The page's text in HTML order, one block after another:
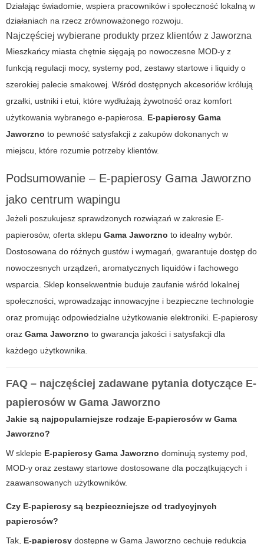
Działając świadomie, wspiera pracowników i społeczność lokalną w
działaniach na rzecz zrównoważonego rozwoju.
Najczęściej wybierane produkty przez klientów z Jaworzna
Mieszkańcy miasta chętnie sięgają po nowoczesne MOD-y z
funkcją regulacji mocy, systemy pod, zestawy startowe i liquidy o
szerokiej palecie smakowej. Wśród dostępnych akcesoriów królują
grzałki, ustniki i etui, które wydłużają żywotność oraz komfort
użytkowania wybranego e-papierosa. E-papierosy Gama
Jaworzno to pewność satysfakcji z zakupów dokonanych w
miejscu, które rozumie potrzeby klientów.
Podsumowanie – E-papierosy Gama Jaworzno
jako centrum wapingu
Jeżeli poszukujesz sprawdzonych rozwiązań w zakresie E-
papierosów, oferta sklepu Gama Jaworzno to idealny wybór.
Dostosowana do różnych gustów i wymagań, gwarantuje dostęp do
nowoczesnych urządzeń, aromatycznych liquidów i fachowego
wsparcia. Sklep konsekwentnie buduje zaufanie wśród lokalnej
społeczności, wprowadzając innowacyjne i bezpieczne technologie
oraz promując odpowiedzialne użytkowanie elektroniki. E-papierosy
oraz Gama Jaworzno to gwarancja jakości i satysfakcji dla
każdego użytkownika.
FAQ – najczęściej zadawane pytania dotyczące E-
papierosów w Gama Jaworzno
Jakie są najpopularniejsze rodzaje E-papierosów w Gama
Jaworzno?
W sklepie E-papierosy Gama Jaworzno dominują systemy pod,
MOD-y oraz zestawy startowe dostosowane dla początkujących i
zaawansowanych użytkowników.
Czy E-papierosy są bezpieczniejsze od tradycyjnych
papierosów?
Tak, E-papierosy dostępne w Gama Jaworzno cechuje redukcja